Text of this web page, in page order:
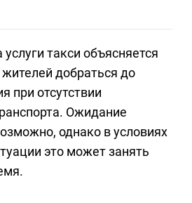
такси объясняется
добраться до
при отсутствии
Ожидание
однако в условиях
это может занять